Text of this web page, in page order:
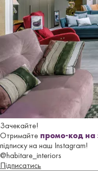
Зачекайте!
Отримайте промо-код на
підписку на наш Instagram!
@habitare_interiors
Підписатись